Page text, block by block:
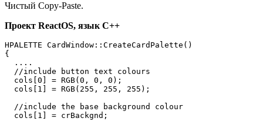
Чистый Copy-Paste.
Проект ReactOS, язык C++
HPALETTE CardWindow::CreateCardPalette()
{
  ....
  //include button text colours
  cols[0] = RGB(0, 0, 0);
  cols[1] = RGB(255, 255, 255);
  //include the base background colour
  cols[1] = crBackgnd;